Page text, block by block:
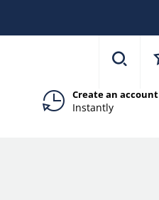
Create an account
Instantly